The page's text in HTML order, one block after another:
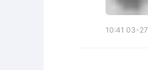
10:41 03-27